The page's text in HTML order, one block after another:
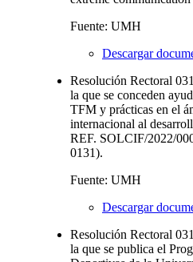
Fuente: UMH
Descargar
Resolución Rectoral
la que se conceden
TFM y prácticas en el
internacional al
REF. SOLCIF/2022/
0131).
Fuente: UMH
Descargar
Resolución Rectoral
la que se publica el